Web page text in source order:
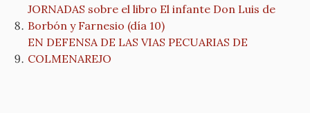
JORNADAS sobre el libro El infante Don Luis de
Borbón y Farnesio (día 10)
EN DEFENSA DE LAS VIAS PECUARIAS DE
COLMENAREJO